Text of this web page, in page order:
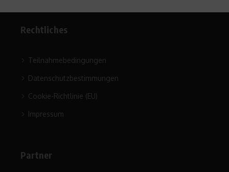
Rechtliches
Teilnahmebedingungen
Datenschutzbestimmungen
Cookie-Richtlinie (EU)
Impressum
Partner